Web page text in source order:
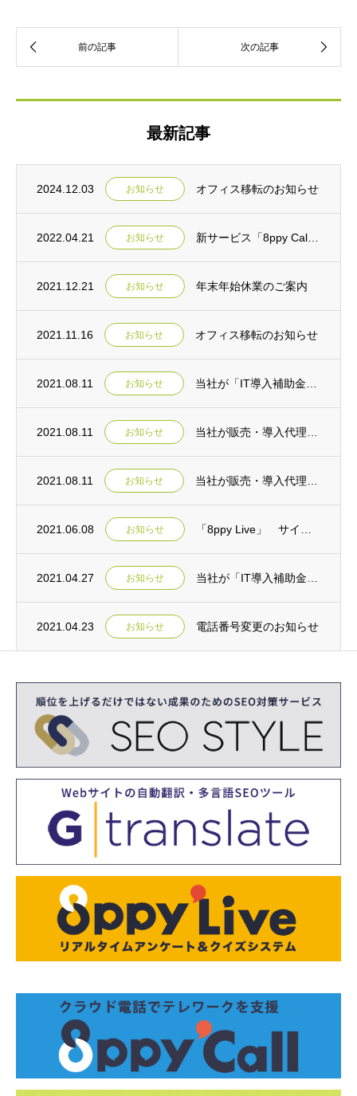
最新記事
2024.12.03 お知らせ オフィス移転のお知らせ
2022.04.21 お知らせ
2021.12.21 お知らせ 年末年始休業のご案内
2021.11.16 お知らせ オフィス移転のお知らせ
2021.08.11 お知らせ
2021.08.11 お知らせ
2021.08.11 お知らせ
2021.06.08 お知らせ
2021.04.27 お知らせ
2021.04.23 お知らせ 電話番号変更のお知らせ